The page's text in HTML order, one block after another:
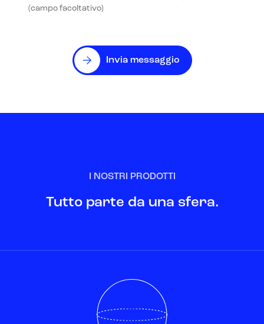
(campo facoltativo)
Invia messaggio
I NOSTRI PRODOTTI
Tutto parte da una sfera.